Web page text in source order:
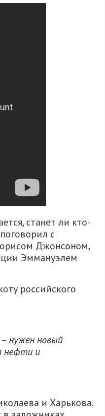
станет ли кто-
с
Джонсоном,
Эммануэлем
российского
нужен новый
нефти и
и Харькова.